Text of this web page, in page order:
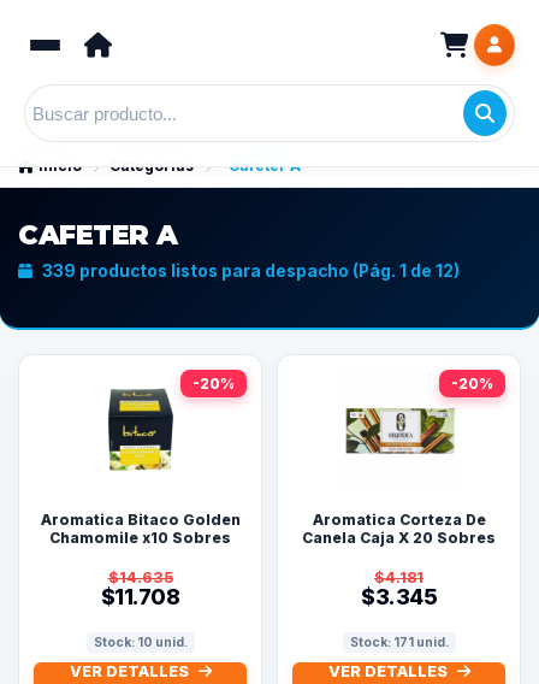
Inicio Categorías Cafeter A
CAFETER A
339 productos listos para despacho (Pág. 1 de 12)
-20%
Aromatica Bitaco Golden
Chamomile x10 Sobres
$14.635
$11.708
Stock: 10 unid.
VER DETALLES
-20%
Aromatica Corteza De
Canela Caja X 20 Sobres
$4.181
$3.345
Stock: 171 unid.
VER DETALLES